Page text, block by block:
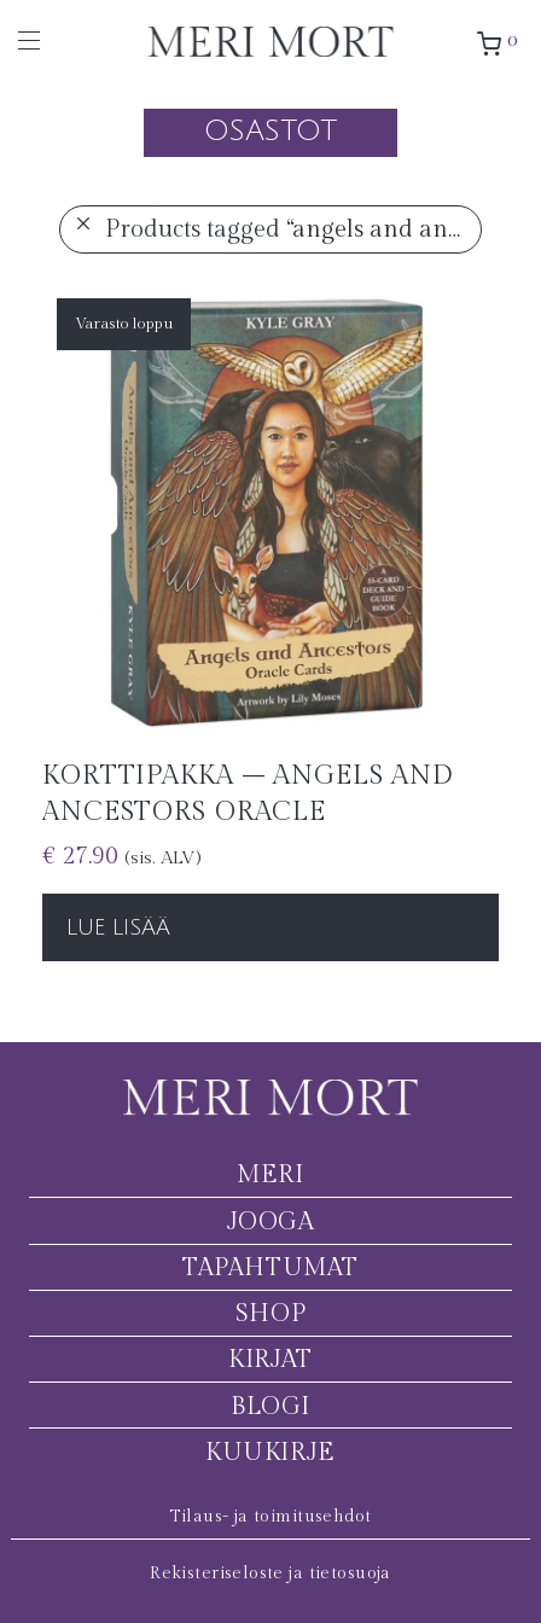
0
OSASTOT
Products tagged “angels and ancestors”
KORTTIPAKKA – ANGELS AND
ANCESTORS ORACLE
€ 27.90 (sis. ALV)
LUE LISÄÄ
MERI
JOOGA
TAPAHTUMAT
SHOP
KIRJAT
BLOGI
KUUKIRJE
Tilaus- ja toimitusehdot
Rekisteriseloste ja tietosuoja